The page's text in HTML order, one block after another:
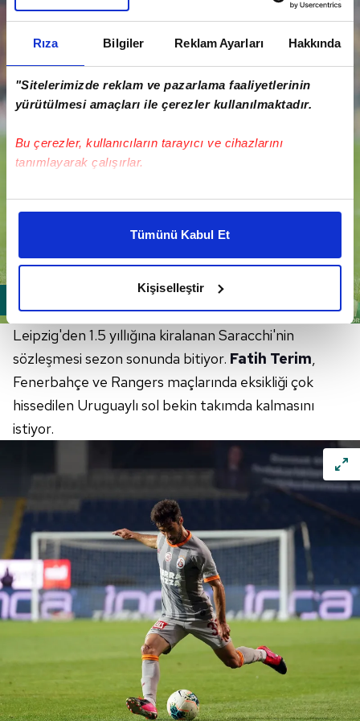
Rıza Bilgiler Reklam Ayarları Hakkında
"Sitelerimizde reklam ve pazarlama faaliyetlerinin
yürütülmesi amaçları ile çerezler kullanılmaktadır.
Bu çerezler, kullanıcıların tarayıcı ve cihazlarını
tanımlayarak çalışırlar.
Bu çerezlere izin vermeniz halinde sizlere özel
daha iyi reklam deneyimi yaşatabiliriz. Bunu yaparken
amacımızın size daha iyi bir reklam deneyimi sunmak
elimizden gelen çabayı gösterdiğimizi ve bu noktada,
kalemimiz olduğunu sizlere hatırlatmak isteriz.
Her halükârda, kullanıcılar, bu çerezlere izin vermedikleri
takdirde, kullanıcılara hedefli reklamlar
gösterilmeyecektir."
Sizlere daha iyi bir hizmet sunabilmek için İnternet
Sitemizde kendimize ve üçüncü kişilere ait çerezler
kullanılmaktadır. Bu çerezler vasıtasıyla çeşitli kişisel
verileriniz işlenmekte olup gerekli olan çerezler bilgi
toplumu hizmetlerinin sunulması amacıyla
kullanılmaktadır. Diğer çerezler, sitemizin daha işlevsel
kılınması ve kişiselleştirilmesi ve sizlere yönelik
reklam/pazarlama faaliyetlerinin yapılması, amaçlarıyla
sınırlı olarak açık rızanız dahilinde kullanılacaktır.
Çerezlere ilişkin tercihlerinizi aşağıda yer alan panel
vasıtasıyla belirleyebilirsiniz. Çerezlere ilişkin detaylı bilgi
için Ayarlar butonuna tıklayabilir,
Metnimiziziyaret edebilirsiniz.
Tümünü Kabul Et
Kişiselleştir
Leipzig'den 1.5 yıllığına kiralanan Saracchi'nin
sözleşmesi sezon sonunda bitiyor. Fatih Terim,
Fenerbahçe ve Rangers maçlarında eksikliği çok
hissedilen Uruguaylı sol bekin takımda kalmasını
istiyor.